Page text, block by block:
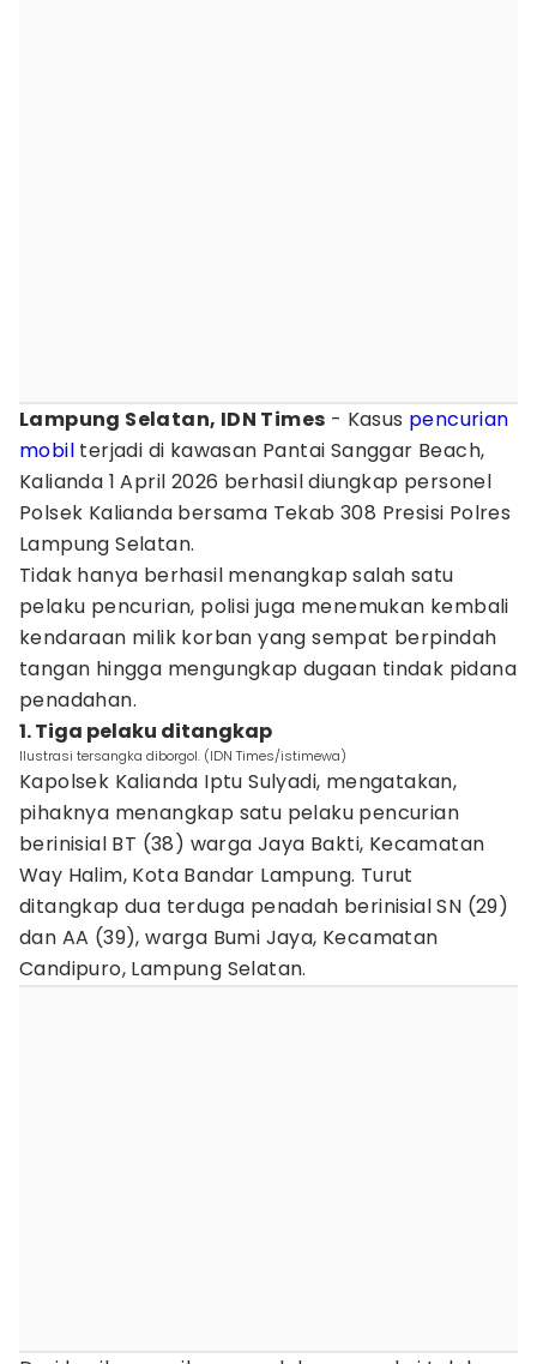
Lampung Selatan, IDN Times - Kasus pencurian
mobil terjadi di kawasan Pantai Sanggar Beach,
Kalianda 1 April 2026 berhasil diungkap personel
Polsek Kalianda bersama Tekab 308 Presisi Polres
Lampung Selatan.
Tidak hanya berhasil menangkap salah satu
pelaku pencurian, polisi juga menemukan kembali
kendaraan milik korban yang sempat berpindah
tangan hingga mengungkap dugaan tindak pidana
penadahan.
1. Tiga pelaku ditangkap
Ilustrasi tersangka diborgol. (IDN Times/istimewa)
Kapolsek Kalianda Iptu Sulyadi, mengatakan,
pihaknya menangkap satu pelaku pencurian
berinisial BT (38) warga Jaya Bakti, Kecamatan
Way Halim, Kota Bandar Lampung. Turut
ditangkap dua terduga penadah berinisial SN (29)
dan AA (39), warga Bumi Jaya, Kecamatan
Candipuro, Lampung Selatan.